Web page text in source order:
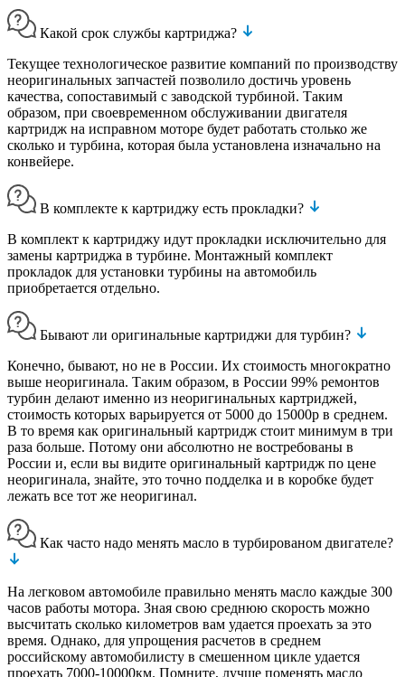
Какой срок службы картриджа?
Текущее технологическое развитие компаний по производству
неоригинальных запчастей позволило достичь уровень
качества, сопоставимый с заводской турбиной. Таким
образом, при своевременном обслуживании двигателя
картридж на исправном моторе будет работать столько же
сколько и турбина, которая была установлена изначально на
конвейере.
В комплекте к картриджу есть прокладки?
В комплект к картриджу идут прокладки исключительно для
замены картриджа в турбине. Монтажный комплект
прокладок для установки турбины на автомобиль
приобретается отдельно.
Бывают ли оригинальные картриджи для турбин?
Конечно, бывают, но не в России. Их стоимость многократно
выше неоригинала. Таким образом, в России 99% ремонтов
турбин делают именно из неоригинальных картриджей,
стоимость которых варьируется от 5000 до 15000р в среднем.
В то время как оригинальный картридж стоит минимум в три
раза больше. Потому они абсолютно не востребованы в
России и, если вы видите оригинальный картридж по цене
неоригинала, знайте, это точно подделка и в коробке будет
лежать все тот же неоригинал.
Как часто надо менять масло в турбированом двигателе?
На легковом автомобиле правильно менять масло каждые 300
часов работы мотора. Зная свою среднюю скорость можно
высчитать сколько километров вам удается проехать за это
время. Однако, для упрощения расчетов в среднем
российскому автомобилисту в смешенном цикле удается
проехать 7000-10000км. Помните, лучше поменять масло